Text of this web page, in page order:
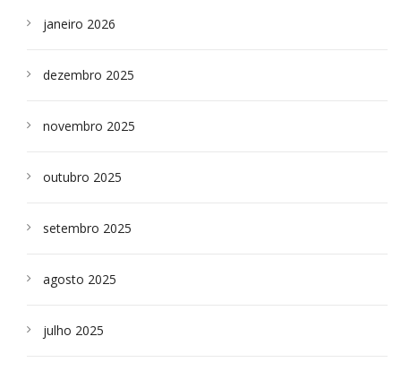
janeiro 2026
dezembro 2025
novembro 2025
outubro 2025
setembro 2025
agosto 2025
julho 2025